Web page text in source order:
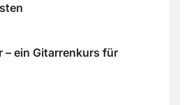
– ein Gitarrenkurs für